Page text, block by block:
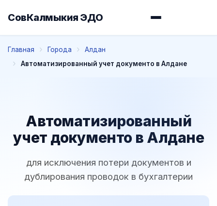
СовКалмыкия ЭДО
Главная Города
Алдан
Автоматизированный учет документо в Алдане
Автоматизированный
учет документо в Алдане
для исключения потери документов и
дублирования проводок в бухгалтерии